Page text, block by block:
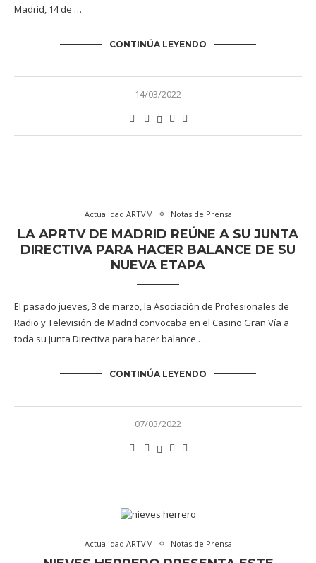
Madrid, 14 de …
CONTINÚA LEYENDO
14/03/2022
Actualidad ARTVM Notas de Prensa
LA APRTV DE MADRID REÚNE A SU JUNTA
DIRECTIVA PARA HACER BALANCE DE SU
NUEVA ETAPA
El pasado jueves, 3 de marzo, la Asociación de Profesionales de
Radio y Televisión de Madrid convocaba en el Casino Gran Vía a
toda su Junta Directiva para hacer balance …
CONTINÚA LEYENDO
07/03/2022
Actualidad ARTVM Notas de Prensa